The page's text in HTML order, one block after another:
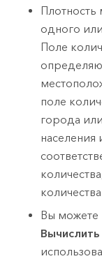
одного
Поле
поле
города
населения
Вы можете